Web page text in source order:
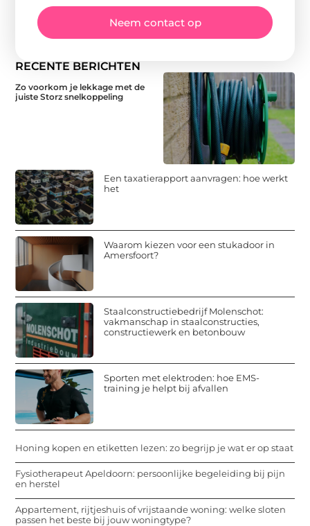
RECENTE BERICHTEN
Zo voorkom je lekkage met de
juiste Storz snelkoppeling
Een taxatierapport aanvragen: hoe werkt
het
Waarom kiezen voor een stukadoor in
Amersfoort?
Staalconstructiebedrijf Molenschot:
vakmanschap in staalconstructies,
constructiewerk en betonbouw
Sporten met elektroden: hoe EMS-
training je helpt bij afvallen
Honing kopen en etiketten lezen: zo begrijp je wat er op staat
Fysiotherapeut Apeldoorn: persoonlijke begeleiding bij pijn
en herstel
Appartement, rijtjeshuis of vrijstaande woning: welke sloten
passen het beste bij jouw woningtype?
Neem contact op